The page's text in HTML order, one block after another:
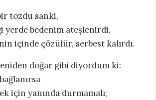
tozdu sanki,
yerde bedenim ateşlenirdi,
içinde çözülür, serbest kalırdı.
doğar gibi diyordum ki:
için yanında durmamalı;